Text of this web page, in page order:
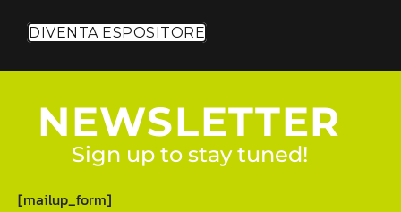
DIVENTA ESPOSITORE
NEWSLETTER
Sign up to stay tuned!
[mailup_form]